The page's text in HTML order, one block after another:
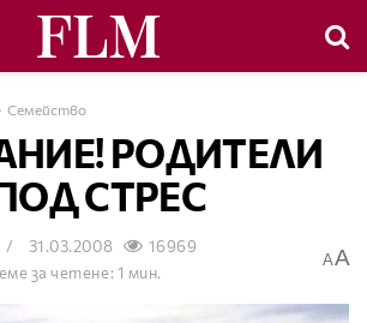
Семейство
РОДИТЕЛИ
СТРЕС
31.03.2008
16969
за четене: 1 мин.
AA